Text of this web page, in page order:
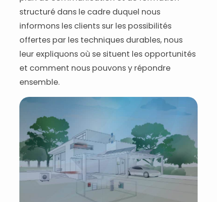
structuré dans le cadre duquel nous
informons les clients sur les possibilités
offertes par les techniques durables, nous
leur expliquons où se situent les opportunités
et comment nous pouvons y répondre
ensemble.